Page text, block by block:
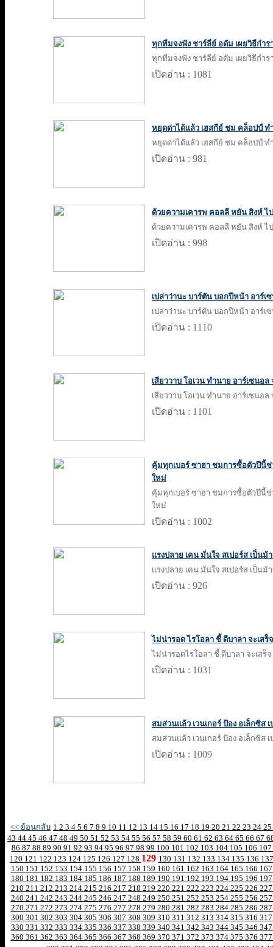
ทุกทีมจงฟัง ชาร์ลีย์ อดัม เผยวิธีกำ
ทุกทีมจงฟัง ชาร์ลีย์ อดัม เผยวิธีกำ
เปิดอ่าน : 1081
หยุดด่าได้แล้ว เฮสกีย์ ชม คล็อปป์ ท
หยุดด่าได้แล้ว เฮสกีย์ ชม คล็อปป์ ท
เปิดอ่าน : 981
ด้วยความเคารพ คอลลี หยัน สิงห์ ไ
ด้วยความเคารพ คอลลี หยัน สิงห์ ไ
เปิดอ่าน : 998
เปล่าว่านะ บาร์ตัน บอกปีหน้า อาร์เ
เปล่าว่านะ บาร์ตัน บอกปีหน้า อาร์เ
เปิดอ่าน : 1110
เสียววาบ โอเวน ทำนาย อาร์เซนอ
เสียววาบ โอเวน ทำนาย อาร์เซนอ
เปิดอ่าน : 1101
คุ้มทุกเบอร์ ซาฮา ชมการซื้อตัวปีนี้
ใหม่
คุ้มทุกเบอร์ ซาฮา ชมการซื้อตัวปีนี้
ใหม่
เปิดอ่าน : 1002
แรงปลาย เคน มั่นใจ สเปอร์ส เป็น
แรงปลาย เคน มั่นใจ สเปอร์ส เป็น
เปิดอ่าน : 926
ไม่น่ารอด ไรโอลา ชี้ ดีบาลา จะเสร็
ไม่น่ารอดไรโอลา ชี้ ดีบาลา จะเสร็
เปิดอ่าน : 1031
สมส่วนแล้ว เวนเกอร์ ป้อง อเล็กซิส
สมส่วนแล้ว เวนเกอร์ ป้อง อเล็กซิส
เปิดอ่าน : 1009
<< ย้อนกลับ 1 2 3 4 5 6 7 8 9 10 11 12 13 14 15 16 17 18 19 20 21 22 23 24 25
43 44 45 46 47 48 49 50 51 52 53 54 55 56 57 58 59 60 61 62 63 64 65 66 67
86 87 88 89 90 91 92 93 94 95 96 97 98 99 100 101 102 103 104 105 106 107
120 121 122 123 124 125 126 127 128 129 130 131 132 133 134 135 136
150 151 152 153 154 155 156 157 158 159 160 161 162 163 164 165 166
180 181 182 183 184 185 186 187 188 189 190 191 192 193 194 195 196
210 211 212 213 214 215 216 217 218 219 220 221 222 223 224 225 226
240 241 242 243 244 245 246 247 248 249 250 251 252 253 254 255 256
270 271 272 273 274 275 276 277 278 279 280 281 282 283 284 285 286
300 301 302 303 304 305 306 307 308 309 310 311 312 313 314 315 316
330 331 332 333 334 335 336 337 338 339 340 341 342 343 344 345 346
360 361 362 363 364 365 366 367 368 369 370 371 372 373 374 375 376